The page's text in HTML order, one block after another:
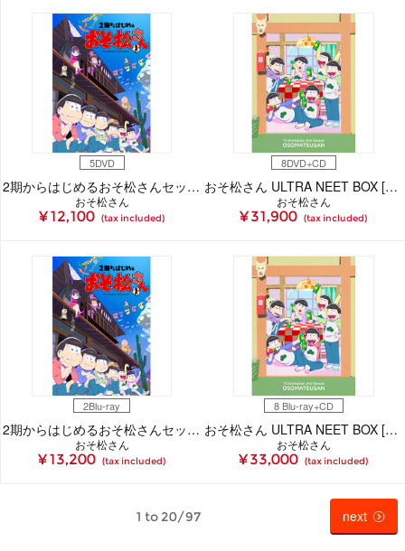
5DVD
2期からはじめるおそ松さんセット [DVD]
おそ松さん
¥ 12,100 (tax included)
8DVD+CD
おそ松さん ULTRA NEET BOX [DVD]
おそ松さん
¥ 31,900 (tax included)
2Blu-ray
2期からはじめるおそ松さんセット [Blu-ray]
おそ松さん
¥ 13,200 (tax included)
8 Blu-ray+CD
おそ松さん ULTRA NEET BOX [Blu-ray]
おそ松さん
¥ 33,000 (tax included)
1 to 20/97 next